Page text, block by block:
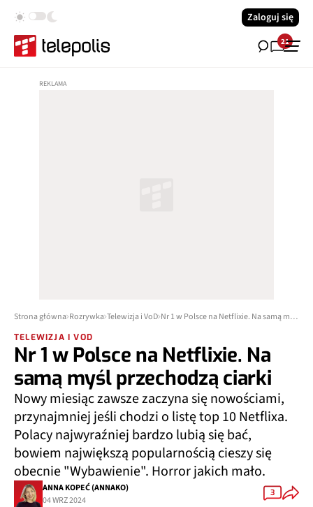
Zaloguj się
21
Strona główna Rozrywka Telewizja i VoD Nr 1 w Polsce na Netflixie. Na samą myśl przechodzą ciarki
TELEWIZJA I VOD
Nr 1 w Polsce na Netflixie. Na
samą myśl przechodzą ciarki
Nowy miesiąc zawsze zaczyna się nowościami,
przynajmniej jeśli chodzi o listę top 10 Netflixa.
Polacy najwyraźniej bardzo lubią się bać,
bowiem największą popularnością cieszy się
obecnie "Wybawienie". Horror jakich mało.
ANNA KOPEĆ (ANNAKO)
04 WRZ 2024
3